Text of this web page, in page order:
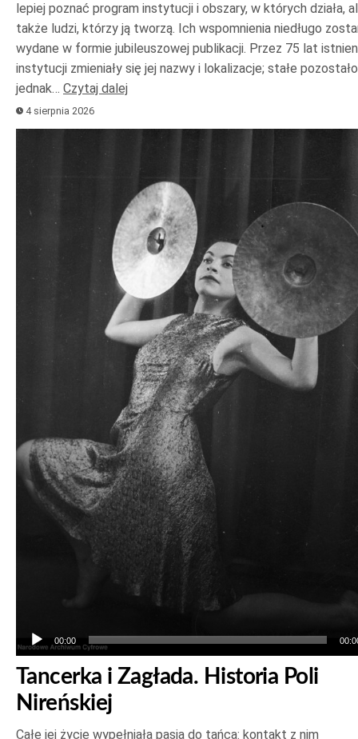
lepiej poznać program instytucji i obszary, w których działa,
także ludzi, którzy ją tworzą. Ich wspomnienia niedługo
wydane w formie jubileuszowej publikacji. Przez 75 lat
instytucji zmieniały się jej nazwy i lokalizacje; stałe pozostało
jednak… Czytaj dalej
4 sierpnia 2026
00:00
Tancerka i Zagłada. Historia Poli
Nireńskiej
Całe jej życie wypełniała pasja do tańca: kontakt z nim